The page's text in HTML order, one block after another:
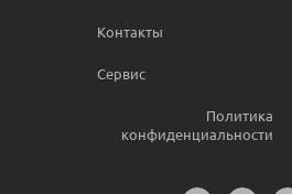
Контакты
Сервис
Политика
конфиденциальности